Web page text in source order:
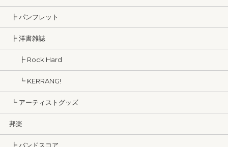
┣ パンフレット
┣ 洋書雑誌
┣ Rock Hard
┗ KERRANG!
┗ アーティストグッズ
邦楽
┣ バンドスコア